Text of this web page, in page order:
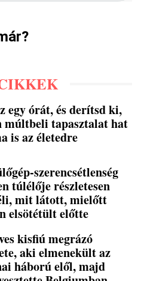
egy órát, és derítsd ki,
múltbeli tapasztalat hat
is az életedre
szerencsétlenség
túlélője részletesen
mit látott, mielőtt
elsötétült előtte
kisfiú megrázó
aki elmenekült az
háború elől, majd